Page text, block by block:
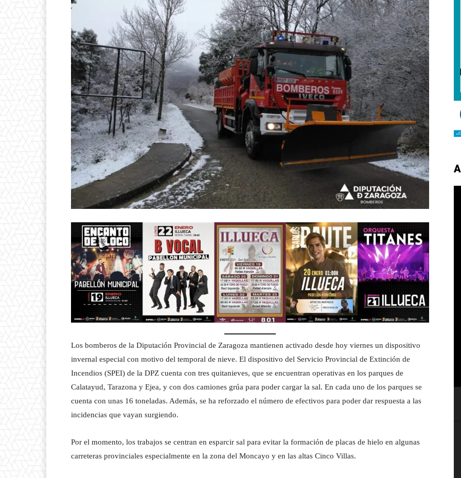
Los bomberos de la Diputación Provincial de Zaragoza mantienen activado desde hoy viernes un dispositivo
invernal especial con motivo del temporal de nieve. El dispositivo del Servicio Provincial de Extinción de
Incendios (SPEI) de la DPZ cuenta con tres quitanieves, que se encuentran operativas en los parques de
Calatayud, Tarazona y Ejea, y con dos camiones grúa para poder cargar la sal. En cada uno de los parques se
cuenta con unas 16 toneladas. Además, se ha reforzado el número de efectivos para poder dar respuesta a las
incidencias que vayan surgiendo.
Por el momento, los trabajos se centran en esparcir sal para evitar la formación de placas de hielo en algunas
carreteras provinciales especialmente en la zona del Moncayo y en las altas Cinco Villas.